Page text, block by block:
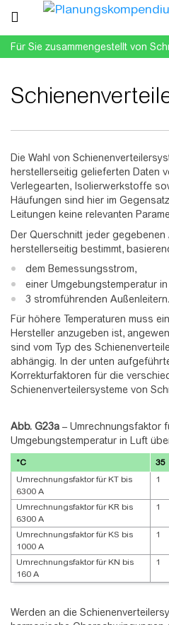
Für Sie zusammengestellt von
Die Wahl von
herstellerseitig gelieferten Daten
Verlegearten, Isolierwerkstoffe
Häufungen sind hier im
Leitungen keine relevanten
Der Querschnitt jeder
herstellerseitig bestimmt,
dem Bemessungsstrom,
einer Umgebungstemperatur
3 stromführenden Außenleitern.
Für höhere Temperaturen muss
Hersteller anzugeben ist,
sind vom Typ des
abhängig. In der unten
Korrekturfaktoren für die
Schienenverteilersysteme von
Abb. G23a – Umrechnungsfaktor
Umgebungstemperatur in Luft
°C 35
Umrechnungsfaktor für KT bis
6300 A
1
Umrechnungsfaktor für KR bis
6300 A
1
Umrechnungsfaktor für KS bis
1000 A
1
Umrechnungsfaktor für KN bis
160 A
1
Werden an die